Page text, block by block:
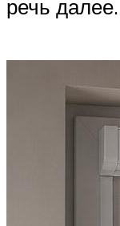
речь далее.